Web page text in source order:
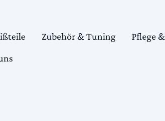
Zubehör & Tuning
Pflege